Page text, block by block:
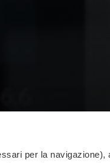
per la navigazione),